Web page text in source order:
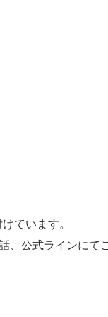
ています。
、公式ラインにて